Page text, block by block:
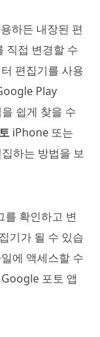
하든 내장된 편
직접 변경할 수
편집기를 사용
Play
쉽게 찾을 수
iPhone 또는
하는 방법을 보
확인하고 변
기가 될 수 있습
에 액세스할 수
포토 앱